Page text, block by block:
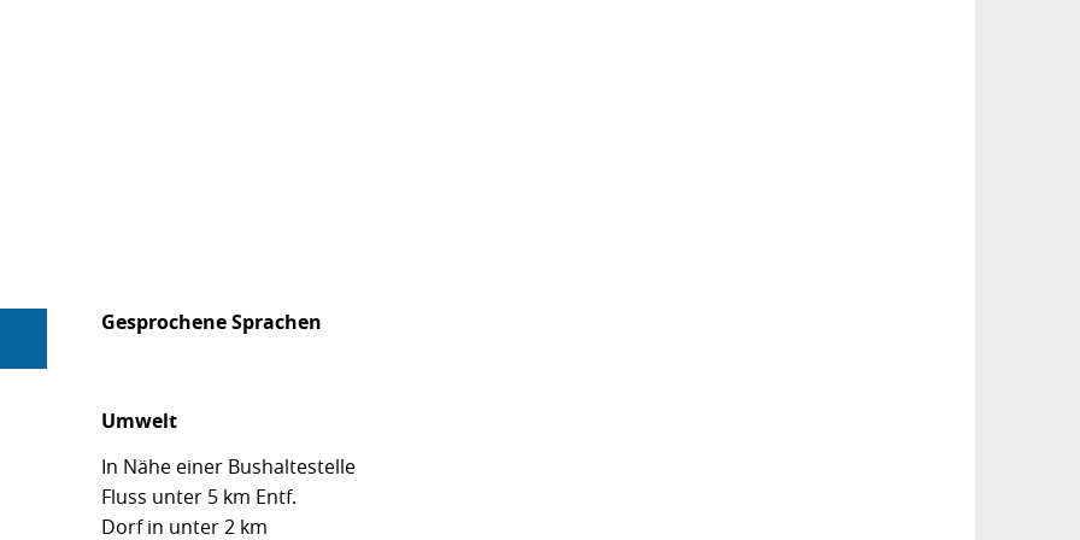
Gesprochene Sprachen
Gesprochene Sprachen
Umwelt
Umwelt
In Nähe einer Bushaltestelle
Fluss unter 5 km Entf.
Dorf in unter 2 km